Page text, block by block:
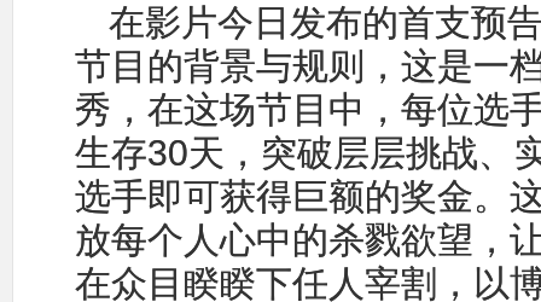
在影片今日发布的首支预
节目的背景与规则，这是一
秀，在这场节目中，每位选
生存30天，突破层层挑战、
选手即可获得巨额的奖金。
放每个人心中的杀戮欲望，
在众目睽睽下任人宰割，以